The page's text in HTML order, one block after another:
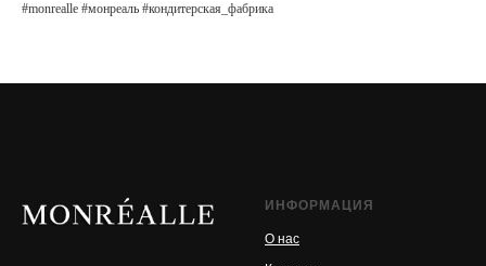
#monrealle #монреаль #кондитерская_фабрика
ИНФОРМАЦИЯ
О нас